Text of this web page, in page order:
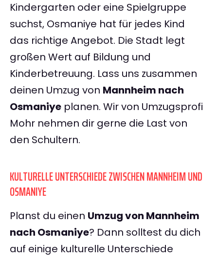
Kindergarten oder eine Spielgruppe
suchst, Osmaniye hat für jedes Kind
das richtige Angebot. Die Stadt legt
großen Wert auf Bildung und
Kinderbetreuung. Lass uns zusammen
deinen Umzug von Mannheim nach
Osmaniye planen. Wir von Umzugsprofi
Mohr nehmen dir gerne die Last von
den Schultern.
KULTURELLE UNTERSCHIEDE ZWISCHEN MANNHEIM UND
OSMANIYE
Planst du einen Umzug von Mannheim
nach Osmaniye? Dann solltest du dich
auf einige kulturelle Unterschiede